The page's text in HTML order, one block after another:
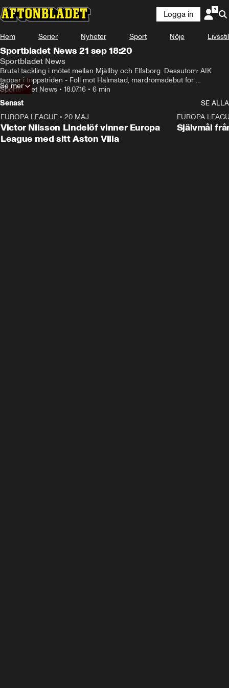
Logga in
Hem Serier Nyheter Sport Nöje Livsstil
Sportbladet News 21 sep 18:20
Sportbladet News
Brutal tackling i mötet mellan Mjällby och Elfsborg. Dessutom: AIK
tappar i toppstriden - Föll mot Halmstad, mardrömsdebut för
rekordunge målvakten, ett hjärtvärmande målfirande en galen Gattuso.
Sportbladet News • 18.07.16 • 6 min
Se mer
Senast
SE ALLA
EUROPA LEAGUE • 20 MAJ
Victor Nilsson Lindelöf vinner Europa
League med sitt Aston Villa
EUROPA
Självmål